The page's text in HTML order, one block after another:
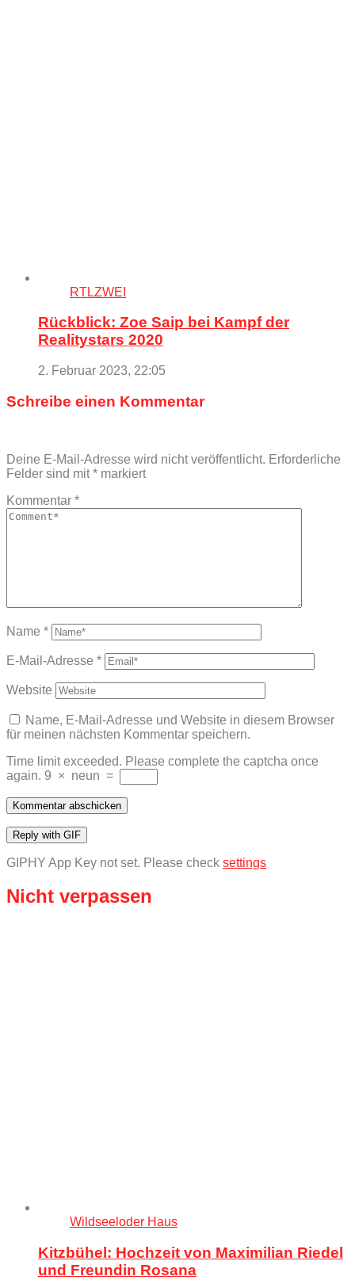
RTLZWEI
Rückblick: Zoe Saip bei Kampf der
Realitystars 2020
2. Februar 2023, 22:05
Schreibe einen Kommentar
Deine E-Mail-Adresse wird nicht veröffentlicht. Erforderliche
Felder sind mit* markiert
Kommentar *
Name *
E-Mail-Adresse *
Website
Name, E-Mail-Adresse und Website in diesem Browser
für meinen nächsten Kommentar speichern.
Time limit exceeded. Please complete the captcha once
again. 9 × neun =
Kommentar abschicken
Reply with GIF
GIPHY App Key not set. Please check settings
Nicht verpassen
Wildseeloder Haus
Kitzbühel: Hochzeit von Maximilian Riedel
und Freundin Rosana